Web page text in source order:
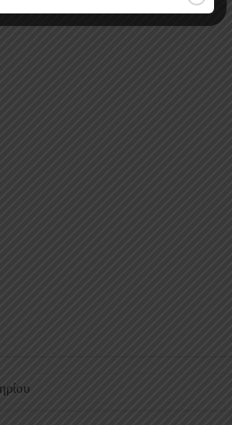
γέμισμα και ανεφοδιασμό αυτόματων